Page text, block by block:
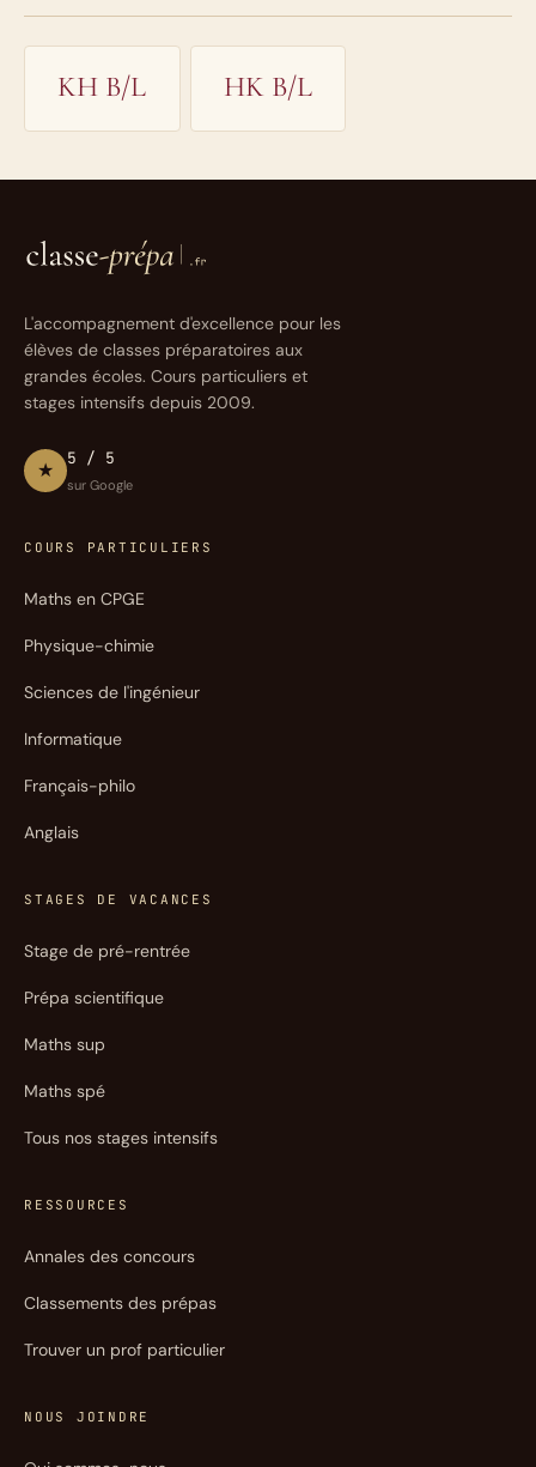
KH B/L HK B/L
L'accompagnement d'excellence pour les
élèves de classes préparatoires aux
grandes écoles. Cours particuliers et
stages intensifs depuis 2009.
★ 5 / 5
sur Google
COURS PARTICULIERS
Maths en CPGE
Physique-chimie
Sciences de l'ingénieur
Informatique
Français-philo
Anglais
STAGES DE VACANCES
Stage de pré-rentrée
Prépa scientifique
Maths sup
Maths spé
Tous nos stages intensifs
RESSOURCES
Annales des concours
Classements des prépas
Trouver un prof particulier
NOUS JOINDRE